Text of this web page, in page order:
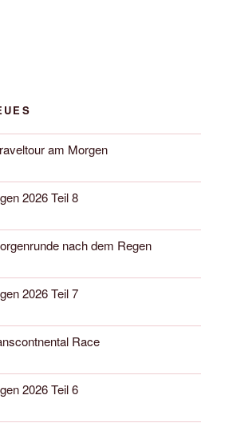
am Morgen
2026 Teil 8
nach dem Regen
2026 Teil 7
Race
2026 Teil 6